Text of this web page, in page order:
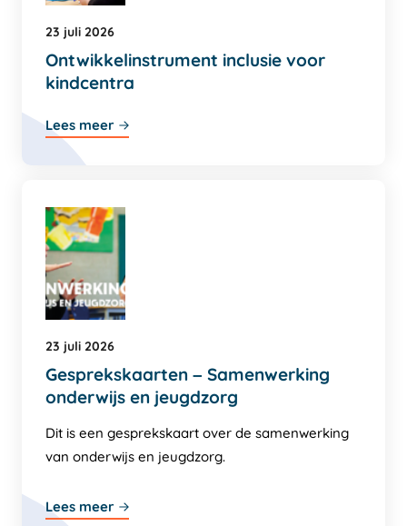
23 juli 2026
Ontwikkelinstrument inclusie voor
kindcentra
Lees meer
23 juli 2026
Gesprekskaarten – Samenwerking
onderwijs en jeugdzorg
Dit is een gesprekskaart over de samenwerking
van onderwijs en jeugdzorg.
Lees meer